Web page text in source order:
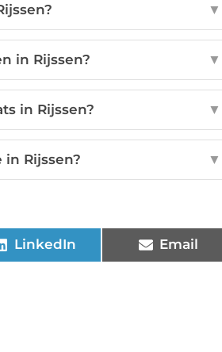
▼
in Rijssen? ▼
in Rijssen? ▼
Rijssen? ▼
LinkedIn Email